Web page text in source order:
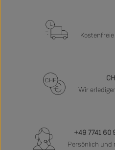
Wir
+49 7741 60
Persönlich und